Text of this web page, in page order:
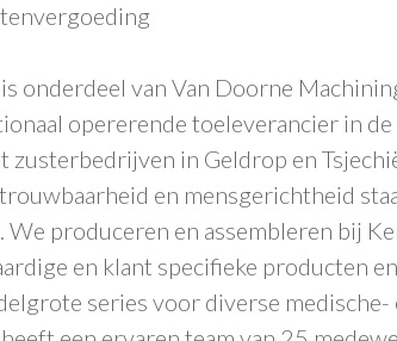
onderdeel van Van Doorne
opererende toeleverancier in
zusterbedrijven in Geldrop en
en mensgerichtheid
We produceren en assembleren bij
en klant specifieke producten
series voor diverse